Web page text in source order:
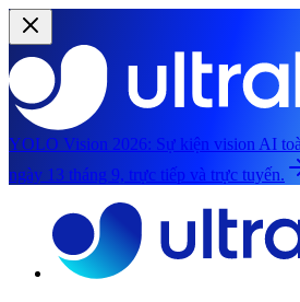
YOLO Vision 2026: Sự kiện vision AI
ngày 13 tháng 9, trực tiếp và trực tuyến.